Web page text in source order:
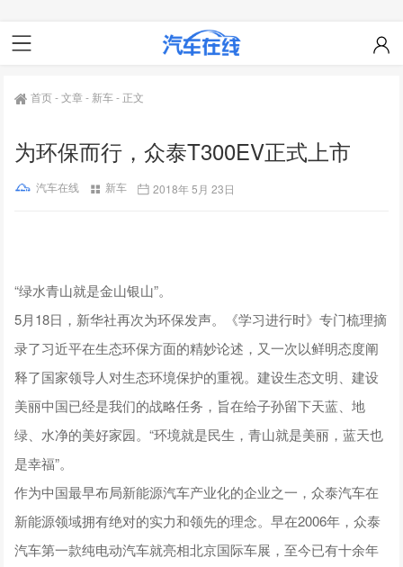
首页-文章- 新车- 正文
为环保而行，众泰T300EV正式上市
汽车在线 新车 2018年 5月 23日
“绿水青山就是金山银山”。
5月18日，新华社再次为环保发声。《学习进行时》专门梳理摘
录了习近平在生态环保方面的精妙论述，又一次以鲜明态度阐
释了国家领导人对生态环境保护的重视。建设生态文明、建设
美丽中国已经是我们的战略任务，旨在给子孙留下天蓝、地
绿、水净的美好家园。“环境就是民生，青山就是美丽，蓝天也
是幸福”。
作为中国最早布局新能源汽车产业化的企业之一，众泰汽车在
新能源领域拥有绝对的实力和领先的理念。早在2006年，众泰
汽车第一款纯电动汽车就亮相北京国际车展，至今已有十余年